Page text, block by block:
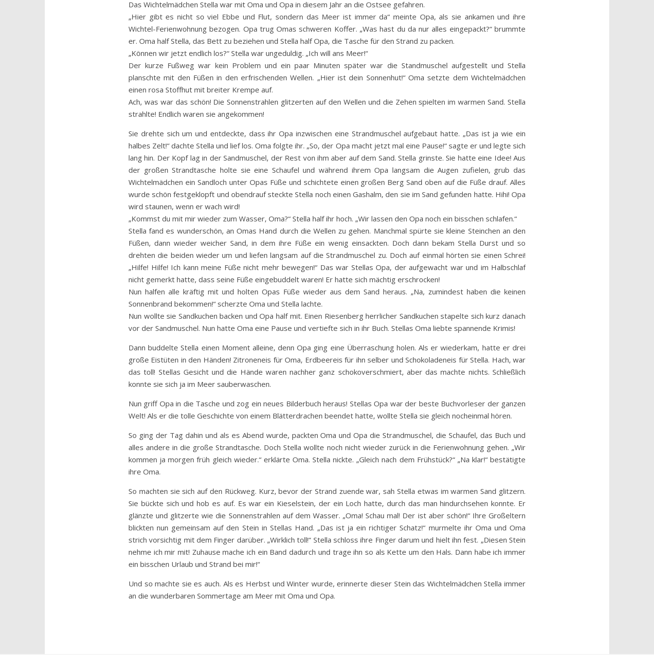
Das Wichtelmädchen Stella war mit Oma und Opa in diesem Jahr an die Ostsee gefahren.
„Hier gibt es nicht so viel Ebbe und Flut, sondern das Meer ist immer da“ meinte Opa, als sie ankamen und ihre
Wichtel-Ferienwohnung bezogen. Opa trug Omas schweren Koffer. „Was hast du da nur alles eingepackt?“ brummte
er. Oma half Stella, das Bett zu beziehen und Stella half Opa, die Tasche für den Strand zu packen.
„Können wir jetzt endlich los?“ Stella war ungeduldig. „Ich will ans Meer!“
Der kurze Fußweg war kein Problem und ein paar Minuten später war die Standmuschel aufgestellt und Stella
planschte mit den Füßen in den erfrischenden Wellen. „Hier ist dein Sonnenhut!“ Oma setzte dem Wichtelmädchen
einen rosa Stoffhut mit breiter Krempe auf.
Ach, was war das schön! Die Sonnenstrahlen glitzerten auf den Wellen und die Zehen spielten im warmen Sand. Stella
strahlte! Endlich waren sie angekommen!
Sie drehte sich um und entdeckte, dass ihr Opa inzwischen eine Strandmuschel aufgebaut hatte. „Das ist ja wie ein
halbes Zelt!“ dachte Stella und lief los. Oma folgte ihr. „So, der Opa macht jetzt mal eine Pause!“ sagte er und legte sich
lang hin. Der Kopf lag in der Sandmuschel, der Rest von ihm aber auf dem Sand. Stella grinste. Sie hatte eine Idee! Aus
der großen Strandtasche holte sie eine Schaufel und während ihrem Opa langsam die Augen zufielen, grub das
Wichtelmädchen ein Sandloch unter Opas Füße und schichtete einen großen Berg Sand oben auf die Füße drauf. Alles
wurde schön festgeklopft und obendrauf steckte Stella noch einen Gashalm, den sie im Sand gefunden hatte. Hihi! Opa
wird staunen, wenn er wach wird!
„Kommst du mit mir wieder zum Wasser, Oma?“ Stella half ihr hoch. „Wir lassen den Opa noch ein bisschen schlafen.“
Stella fand es wunderschön, an Omas Hand durch die Wellen zu gehen. Manchmal spürte sie kleine Steinchen an den
Füßen, dann wieder weicher Sand, in dem ihre Füße ein wenig einsackten. Doch dann bekam Stella Durst und so
drehten die beiden wieder um und liefen langsam auf die Strandmuschel zu. Doch auf einmal hörten sie einen Schrei!
„Hilfe! Hilfe! Ich kann meine Füße nicht mehr bewegen!“ Das war Stellas Opa, der aufgewacht war und im Halbschlaf
nicht gemerkt hatte, dass seine Füße eingebuddelt waren! Er hatte sich mächtig erschrocken!
Nun halfen alle kräftig mit und holten Opas Füße wieder aus dem Sand heraus. „Na, zumindest haben die keinen
Sonnenbrand bekommen!“ scherzte Oma und Stella lachte.
Nun wollte sie Sandkuchen backen und Opa half mit. Einen Riesenberg herrlicher Sandkuchen stapelte sich kurz danach
vor der Sandmuschel. Nun hatte Oma eine Pause und vertiefte sich in ihr Buch. Stellas Oma liebte spannende Krimis!
Dann buddelte Stella einen Moment alleine, denn Opa ging eine Überraschung holen. Als er wiederkam, hatte er drei
große Eistüten in den Händen! Zitroneneis für Oma, Erdbeereis für ihn selber und Schokoladeneis für Stella. Hach, war
das toll! Stellas Gesicht und die Hände waren nachher ganz schokoverschmiert, aber das machte nichts. Schließlich
konnte sie sich ja im Meer sauberwaschen.
Nun griff Opa in die Tasche und zog ein neues Bilderbuch heraus! Stellas Opa war der beste Buchvorleser der ganzen
Welt! Als er die tolle Geschichte von einem Blätterdrachen beendet hatte, wollte Stella sie gleich nocheinmal hören.
So ging der Tag dahin und als es Abend wurde, packten Oma und Opa die Strandmuschel, die Schaufel, das Buch und
alles andere in die große Strandtasche. Doch Stella wollte noch nicht wieder zurück in die Ferienwohnung gehen. „Wir
kommen ja morgen früh gleich wieder.“ erklärte Oma. Stella nickte. „Gleich nach dem Frühstück?“ „Na klar!“ bestätigte
ihre Oma.
So machten sie sich auf den Rückweg. Kurz, bevor der Strand zuende war, sah Stella etwas im warmen Sand glitzern.
Sie bückte sich und hob es auf. Es war ein Kieselstein, der ein Loch hatte, durch das man hindurchsehen konnte. Er
glänzte und glitzerte wie die Sonnenstrahlen auf dem Wasser. „Oma! Schau mal! Der ist aber schön!“ Ihre Großeltern
blickten nun gemeinsam auf den Stein in Stellas Hand. „Das ist ja ein richtiger Schatz!“ murmelte ihr Oma und Oma
strich vorsichtig mit dem Finger darüber. „Wirklich toll!“ Stella schloss ihre Finger darum und hielt ihn fest. „Diesen Stein
nehme ich mir mit! Zuhause mache ich ein Band dadurch und trage ihn so als Kette um den Hals. Dann habe ich immer
ein bisschen Urlaub und Strand bei mir!“
Und so machte sie es auch. Als es Herbst und Winter wurde, erinnerte dieser Stein das Wichtelmädchen Stella immer
an die wunderbaren Sommertage am Meer mit Oma und Opa.